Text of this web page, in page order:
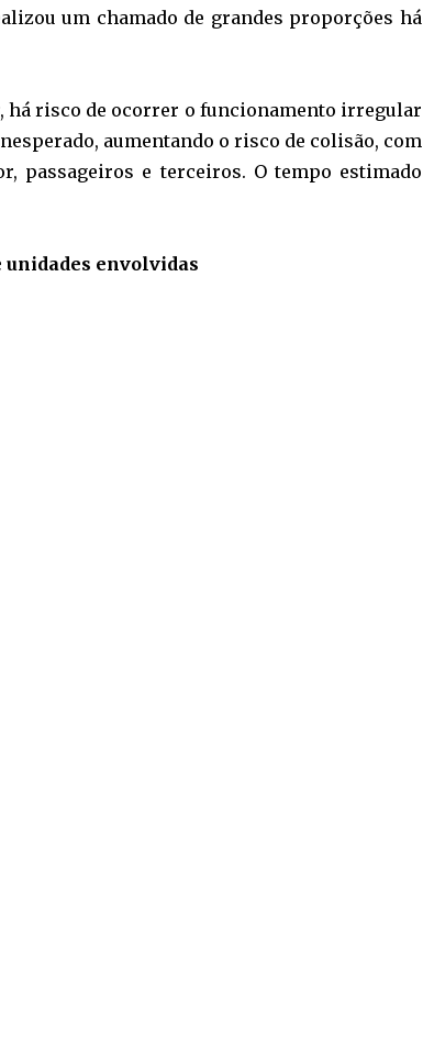
um chamado de grandes proporções há
há risco de ocorrer o funcionamento irregular
aumentando o risco de colisão, com
passageiros e terceiros. O tempo estimado
unidades envolvidas